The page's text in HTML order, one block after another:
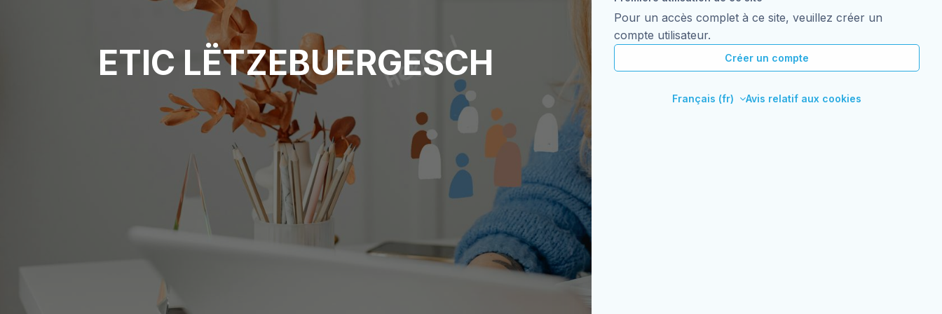
Pour un accès complet à ce site, veuillez créer un
compte utilisateur.
Créer un compte
Français ‎(fr)‎ Avis relatif aux cookies
ETIC LËTZEBUERGESCH